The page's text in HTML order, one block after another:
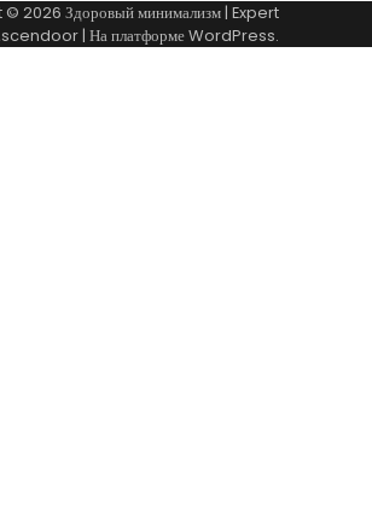
© 2026 Здоровый минимализм| Expert
| На платформеWordPress.